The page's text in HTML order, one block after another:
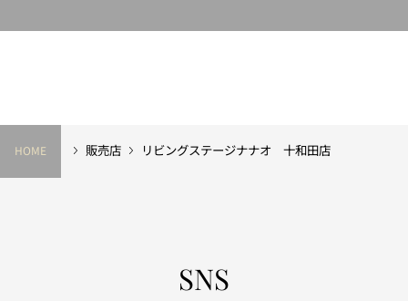
HOME 販売店 リビングステージナナオ 十和田店
SNS